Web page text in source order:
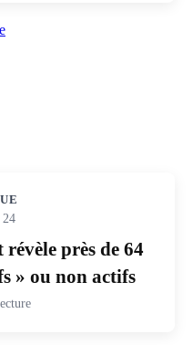
près de 64
» ou non actifs